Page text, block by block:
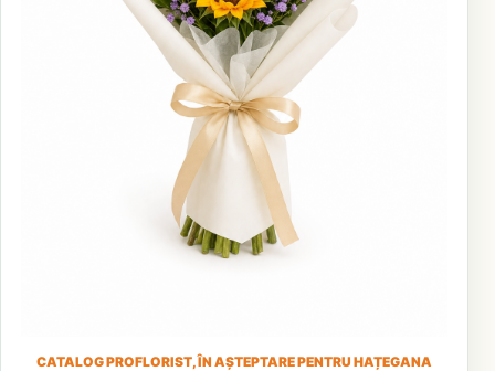
CATALOG PROFLORIST, ÎN AȘTEPTARE PENTRU HAȚEGANA